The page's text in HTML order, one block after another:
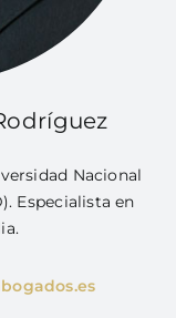
Nacional
Especialista en